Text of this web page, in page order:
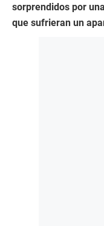
sorprendidos por
que sufrieran un